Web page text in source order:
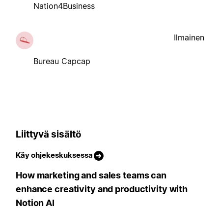
Nation4Business
Bureau Capcap
Ilmainen
Liittyvä sisältö
Käy ohjekeskuksessa
How marketing and sales teams can
enhance creativity and productivity with
Notion AI